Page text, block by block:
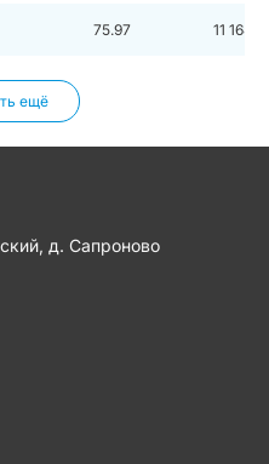
75.97 11 164
ещё
д. Сапроново